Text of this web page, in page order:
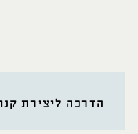
הדרכה ליצירת